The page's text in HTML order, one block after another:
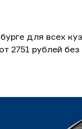
для всех
2751 рублей